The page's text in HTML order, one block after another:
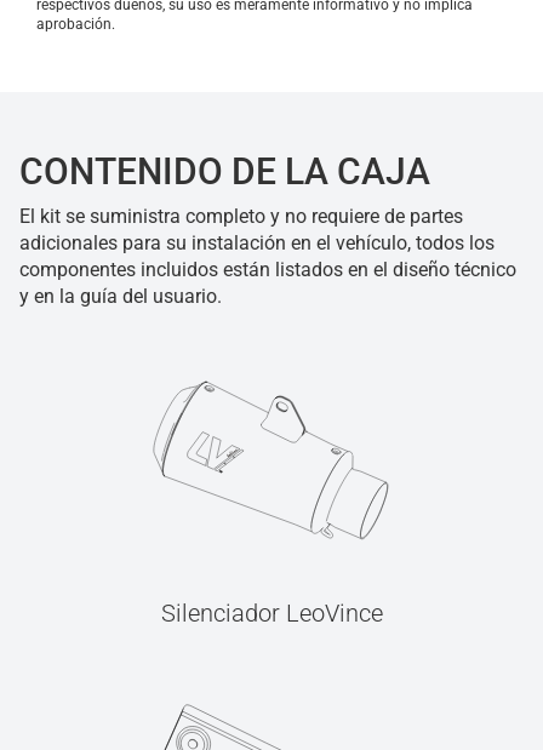
respectivos dueños, su uso es meramente informativo y no implica
aprobación.
CONTENIDO DE LA CAJA
El kit se suministra completo y no requiere de partes
adicionales para su instalación en el vehículo, todos los
componentes incluidos están listados en el diseño técnico
y en la guía del usuario.
Silenciador LeoVince